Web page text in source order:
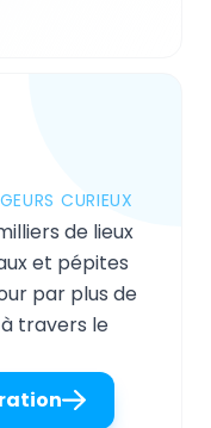
CURIEUX
de lieux
et pépites
par plus de
à travers le